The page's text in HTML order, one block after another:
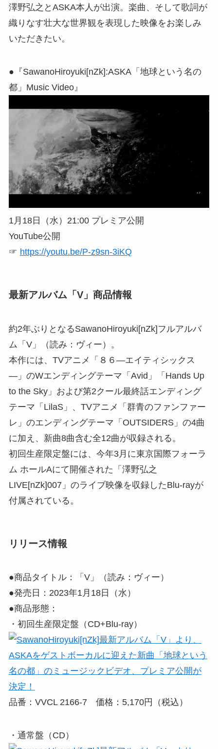
澤野弘之とASKA本人が出演。楽曲、そして歌詞が
織りなす壮大な世界観を表現した映像をお楽しみ
いただきたい。
●『SawanoHiroyuki[nZk]:ASKA「地球という名の
都」Music Video』
1月18日（水）21:00 プレミア公開
YouTube公開
☞ https://youtu.be/P-z9sn-3iKQ
最新アルバム「V」商品情報
約2年ぶりとなるSawanoHiroyuki[nZk]フルアルバ
ム「V」（読み：ヴィー）。
本作には、TVアニメ「８６―エイティシックス
―」のWエンディングテーマ「Avid」「Hands Up
to the Sky」および第2クール最終話エンディング
テーマ「LilaS」、TVアニメ「群青のファンファー
レ」のエンディングテーマ「OUTSIDERS」の4曲
に加え、新曲8曲含む全12曲が収録される。
初回生産限定盤には、今年3月に東京国際フォーラ
ム ホールAにて開催された「澤野弘之
LIVE[nZk]007」のライブ映像を収録したBlu-rayが
付属されている。
リリース情報
●商品タイトル：「V」（読み：ヴィー）
●発売日：2023年1月18日（水）
●商品形態：
・初回生産限定盤（CD+Blu-ray）
品番：VVCL 2166-7 価格：5,170円（税込）
・通常盤（CD）